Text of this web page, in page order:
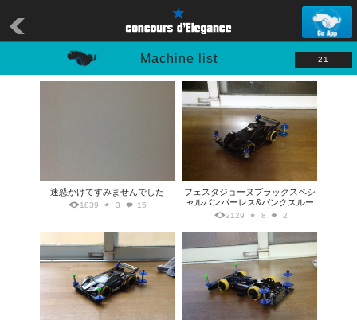
Machine list 21
迷惑かけてすみませんでした
1839 3 15
フェスタジョーヌブラックスペシ
ャルバンパーレス&バンクスルー
2129 8 2